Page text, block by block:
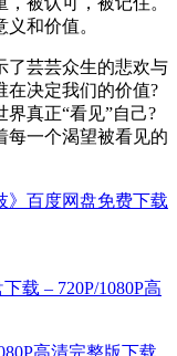
和价值。
了芸芸众生的悲欢与
在决定我们的价值?
真正“看见”自己?
每一个渴望被看见的
》百度网盘免费下载
载 – 720P/1080P高